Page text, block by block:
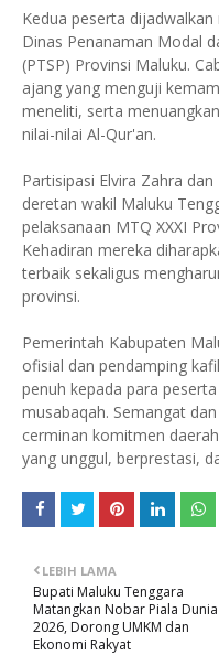
Kedua peserta
Dinas Penanaman Modal
(PTSP) Provinsi Maluku.
ajang yang menguji
meneliti, serta
nilai-nilai Al-Qur'an.
Partisipasi Elvira Zahra
deretan wakil Maluku
pelaksanaan MTQ XXXI
Kehadiran mereka
terbaik sekaligus
provinsi.
Pemerintah Kabupaten
ofisial dan pendamping
penuh kepada para
musabaqah. Semangat
cerminan komitmen
yang unggul, berprestasi,
LEBIH LAMA
Bupati Maluku Tenggara
Matangkan Nobar Piala Dunia
2026, Dorong UMKM dan
Ekonomi Rakyat